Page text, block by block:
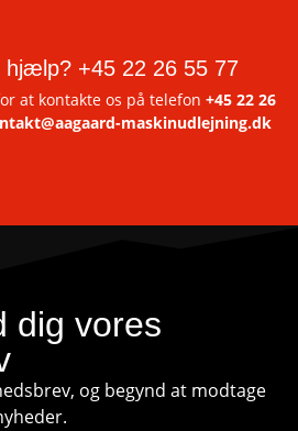
hjælp? +45 22 26 55 77
at kontakte os på telefon +45 22 26
maskinudlejning.dk
dig vores
og begynd at modtage